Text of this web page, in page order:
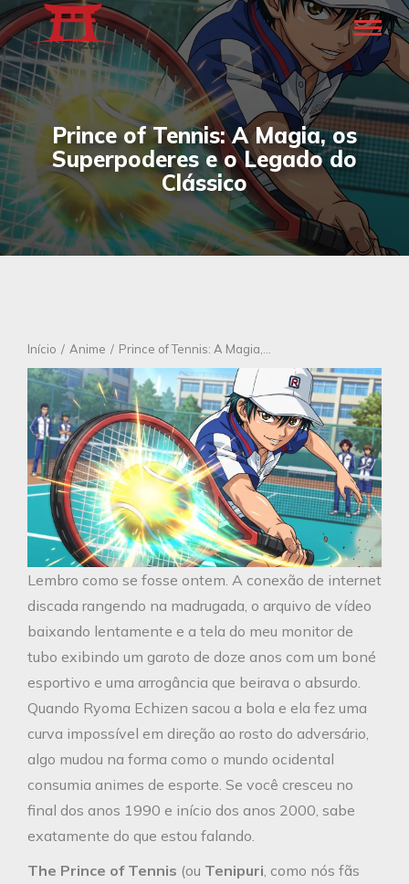
Prince of Tennis: A Magia, os
Superpoderes e o Legado do
Clássico
Você está aqui:
Início Anime Prince of Tennis: A Magia,…
Lembro como se fosse ontem. A conexão de internet
discada rangendo na madrugada, o arquivo de vídeo
baixando lentamente e a tela do meu monitor de
tubo exibindo um garoto de doze anos com um boné
esportivo e uma arrogância que beirava o absurdo.
Quando Ryoma Echizen sacou a bola e ela fez uma
curva impossível em direção ao rosto do adversário,
algo mudou na forma como o mundo ocidental
consumia animes de esporte. Se você cresceu no
final dos anos 1990 e início dos anos 2000, sabe
exatamente do que estou falando.
The Prince of Tennis (ou Tenipuri, como nós fãs